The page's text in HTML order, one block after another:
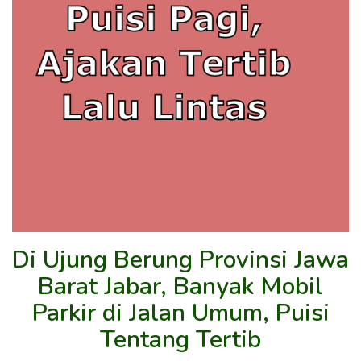
Di Ujung Berung Provinsi Jawa
Barat Jabar, Banyak Mobil
Parkir di Jalan Umum, Puisi
Tentang Tertib